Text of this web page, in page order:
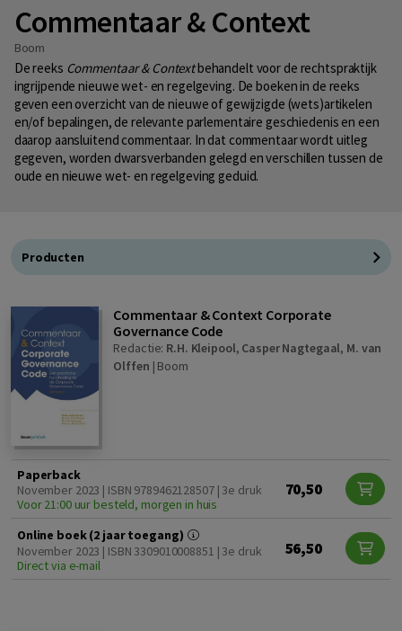
Commentaar & Context
Boom
De reeks Commentaar & Contextbehandelt voor de rechtspraktijk
ingrijpende nieuwe wet- en regelgeving. De boeken in de reeks
geven een overzicht van de nieuwe of gewijzigde (wets)artikelen
en/of bepalingen, de relevante parlementaire geschiedenis en een
daarop aansluitend commentaar. In dat commentaar wordt uitleg
gegeven, worden dwarsverbanden gelegd en verschillen tussen de
oude en nieuwe wet- en regelgeving geduid.
Producten
Commentaar & Context Corporate
Governance Code
Redactie: R.H. Kleipool, Casper Nagtegaal, M. van
Olffen | Boom
Paperback
November 2023 | ISBN 9789462128507 | 3e druk
Voor 21:00 uur besteld, morgen in huis
70,50
Online boek (2 jaar toegang)
November 2023 | ISBN 3309010008851 | 3e druk
Direct via e-mail
56,50